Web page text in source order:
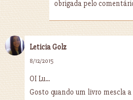
obrigada pelo
Leticia Golz
8/12/2015
OI Lu...
Gosto quando um livro mescla